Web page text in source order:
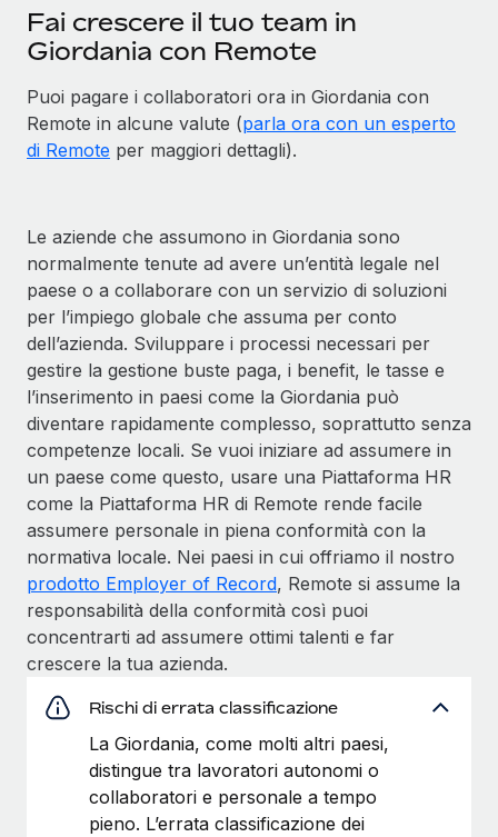
Fai crescere il tuo team in
Giordania con Remote
Puoi pagare i collaboratori ora in Giordania con
Remote in alcune valute (parla ora con un esperto
di Remote per maggiori dettagli).
Le aziende che assumono in Giordania sono
normalmente tenute ad avere un’entità legale nel
paese o a collaborare con un servizio di soluzioni
per l’impiego globale che assuma per conto
dell’azienda. Sviluppare i processi necessari per
gestire la gestione buste paga, i benefit, le tasse e
l’inserimento in paesi come la Giordania può
diventare rapidamente complesso, soprattutto senza
competenze locali. Se vuoi iniziare ad assumere in
un paese come questo, usare una Piattaforma HR
come la Piattaforma HR di Remote rende facile
assumere personale in piena conformità con la
normativa locale. Nei paesi in cui offriamo il nostro
prodotto Employer of Record, Remote si assume la
responsabilità della conformità così puoi
concentrarti ad assumere ottimi talenti e far
crescere la tua azienda.
Rischi di errata classificazione
La Giordania, come molti altri paesi,
distingue tra lavoratori autonomi o
collaboratori e personale a tempo
pieno. L’errata classificazione dei